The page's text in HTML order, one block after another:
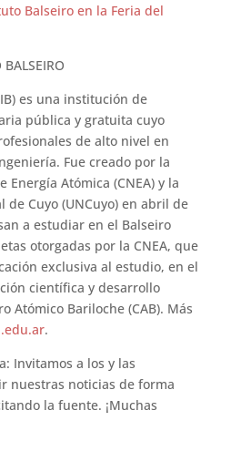
Balseiro en la Feria del
es una institución de
pública y gratuita cuyo
de alto nivel en
Fue creado por la
Energía Atómica (CNEA) y la
de Cuyo (UNCuyo) en abril de
a estudiar en el Balseiro
otorgadas por la CNEA, que
exclusiva al estudio, en el
científica y desarrollo
Atómico Bariloche (CAB). Más
.
Invitamos a los y las
nuestras noticias de forma
la fuente. ¡Muchas